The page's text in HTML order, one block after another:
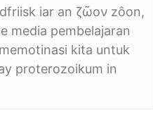
iar an ζῶον zôon,
media pembelajaran
kita untuk
proterozoikum in